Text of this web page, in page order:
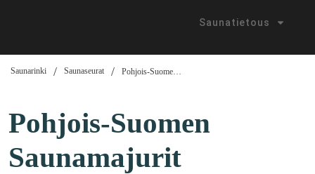
Saunatietous
Saunarinki / Saunaseurat /
Pohjois-Suomen
Saunamajurit